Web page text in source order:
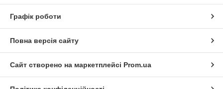
Графік роботи
Повна версія сайту
Сайт створено на маркетплейсі Prom.ua